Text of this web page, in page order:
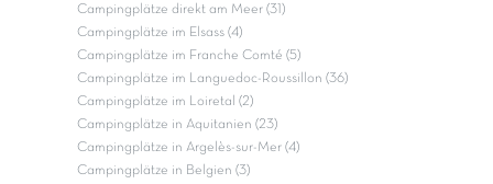
Campingplätze direkt am Meer (31)
Campingplätze im Elsass (4)
Campingplätze im Franche Comté (5)
Campingplätze im Languedoc-Roussillon (36)
Campingplätze im Loiretal (2)
Campingplätze in Aquitanien (23)
Campingplätze in Argelès-sur-Mer (4)
Campingplätze in Belgien (3)